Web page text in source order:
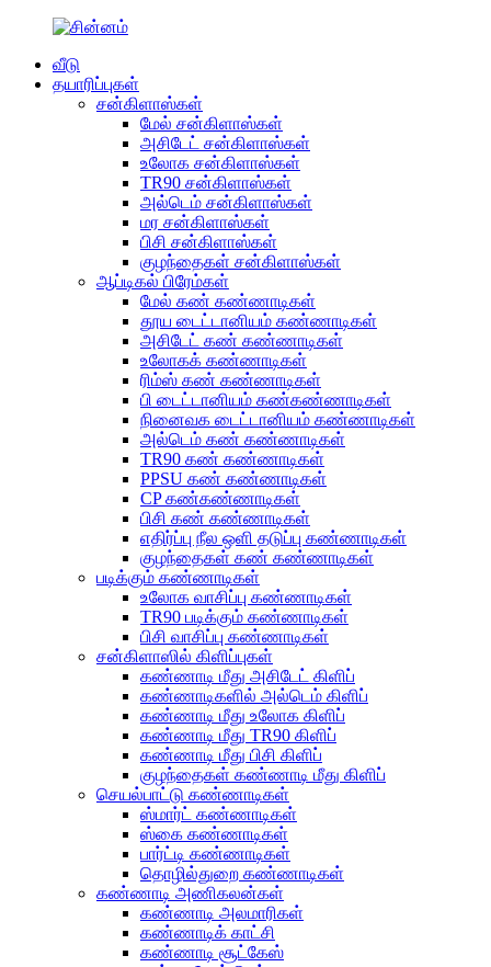
வீடு
தயாரிப்புகள்
சன்கிளாஸ்கள்
மேல் சன்கிளாஸ்கள்
அசிடேட் சன்கிளாஸ்கள்
உலோக சன்கிளாஸ்கள்
TR90 சன்கிளாஸ்கள்
அல்டெம் சன்கிளாஸ்கள்
மர சன்கிளாஸ்கள்
பிசி சன்கிளாஸ்கள்
குழந்தைகள் சன்கிளாஸ்கள்
ஆப்டிகல் பிரேம்கள்
மேல் கண் கண்ணாடிகள்
தூய டைட்டானியம் கண்ணாடிகள்
அசிடேட் கண் கண்ணாடிகள்
உலோகக் கண்ணாடிகள்
ரிம்ஸ் கண் கண்ணாடிகள்
பி டைட்டானியம் கண்கண்ணாடிகள்
நினைவக டைட்டானியம் கண்ணாடிகள்
அல்டெம் கண் கண்ணாடிகள்
TR90 கண் கண்ணாடிகள்
PPSU கண் கண்ணாடிகள்
CP கண்கண்ணாடிகள்
பிசி கண் கண்ணாடிகள்
எதிர்ப்பு நீல ஒளி தடுப்பு கண்ணாடிகள்
குழந்தைகள் கண் கண்ணாடிகள்
படிக்கும் கண்ணாடிகள்
உலோக வாசிப்பு கண்ணாடிகள்
TR90 படிக்கும் கண்ணாடிகள்
பிசி வாசிப்பு கண்ணாடிகள்
சன்கிளாஸில் கிளிப்புகள்
கண்ணாடி மீது அசிடேட் கிளிப்
கண்ணாடிகளில் அல்டெம் கிளிப்
கண்ணாடி மீது உலோக கிளிப்
கண்ணாடி மீது TR90 கிளிப்
கண்ணாடி மீது பிசி கிளிப்
குழந்தைகள் கண்ணாடி மீது கிளிப்
செயல்பாட்டு கண்ணாடிகள்
ஸ்மார்ட் கண்ணாடிகள்
ஸ்கை கண்ணாடிகள்
பார்ட்டி கண்ணாடிகள்
தொழில்துறை கண்ணாடிகள்
கண்ணாடி அணிகலன்கள்
கண்ணாடி அலமாரிகள்
கண்ணாடிக் காட்சி
கண்ணாடி சூட்கேஸ்